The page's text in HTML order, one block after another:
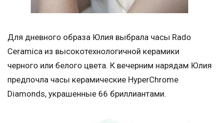
Для дневного образа Юлия выбрала часы Rado
Ceramica из высокотехнологичной керамики
черного или белого цвета. К вечерним нарядам Юлия
предпочла часы керамические HyperChrome
Diamonds, украшенные 66 бриллиантами.